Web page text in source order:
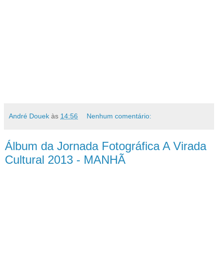
André Douek às 14:56 Nenhum comentário:
Álbum da Jornada Fotográfica A Virada
Cultural 2013 - MANHÃ